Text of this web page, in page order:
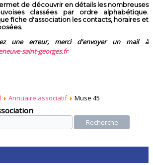
de découvrir en détails les nombreuses
classées par ordre alphabétique.
fiche d'association les contacts, horaires et
une erreur, merci d'envoyer un mail à
saint-georges.fr
Annuaire associatif Muse 45
Recherche